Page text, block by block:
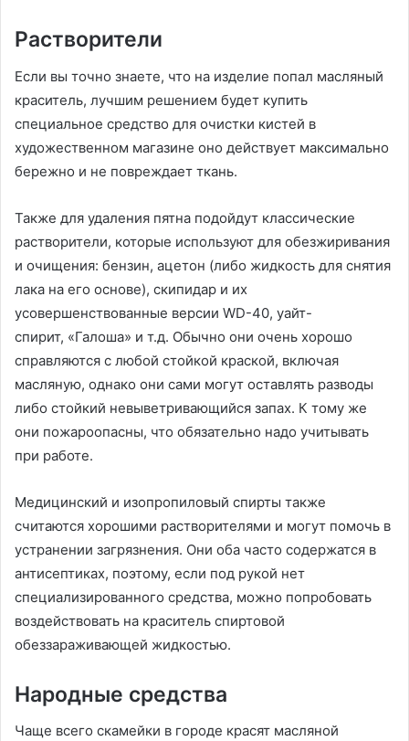
Растворители
Если вы точно знаете, что на изделие попал масляный
краситель, лучшим решением будет купить
специальное средство для очистки кистей в
художественном магазине оно действует максимально
бережно и не повреждает ткань.
Также для удаления пятна подойдут классические
растворители, которые используют для обезжиривания
и очищения: бензин, ацетон (либо жидкость для снятия
лака на его основе), скипидар и их
усовершенствованные версии WD-40, уайт-
спирит, «Галоша» и т.д. Обычно они очень хорошо
справляются с любой стойкой краской, включая
масляную, однако они сами могут оставлять разводы
либо стойкий невыветривающийся запах. К тому же
они пожароопасны, что обязательно надо учитывать
при работе.
Медицинский и изопропиловый спирты также
считаются хорошими растворителями и могут помочь в
устранении загрязнения. Они оба часто содержатся в
антисептиках, поэтому, если под рукой нет
специализированного средства, можно попробовать
воздействовать на краситель спиртовой
обеззараживающей жидкостью.
Народные средства
Чаще всего скамейки в городе красят масляной